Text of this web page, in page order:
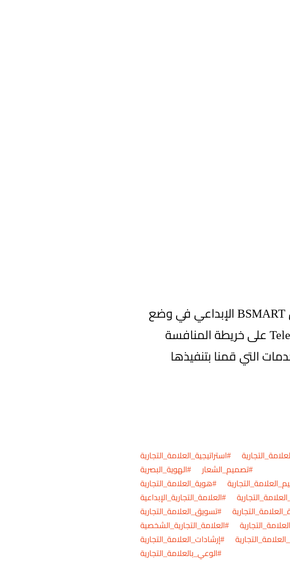
نجح فريق BSMART الإبداعي في وضع
Telecom One على خريطة المنافسة
التي قمنا بتنفيذها
#استراتيجية_العلامة_التجارية
#تصميم_الشعار #الهوية_البصرية
#هوية_العلامة_التجارية
#العلامة_التجارية_الإبداعية
#تسويق_العلامة_التجارية
#العلامة_التجارية_الشخصية
#إرشادات_العلامة_التجارية
#الوعي_بالعلامة_التجارية